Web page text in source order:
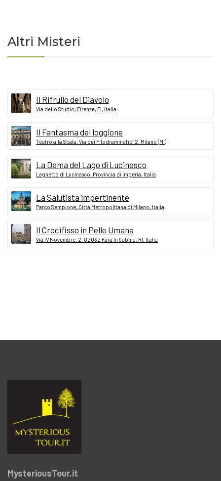
Altri Misteri
Il Rifrullo del Diavolo
Via dello Studio, Firenze, FI, Italia
Il Fantasma del loggione
Teatro alla Scala, Via dei Filodrammatici 2, Milano (MI)
La Dama del Lago di Lucinasco
Laghetto di Lucinasco, Provincia di Imperia, Italia
La Salutista impertinente
Parco Sempione, Città Metropolitana di Milano, Italia
Il Crocifisso in Pelle Umana
Via IV Novembre, 2, 02032 Fara In Sabina, RI, Italia
MysteriousTour.it